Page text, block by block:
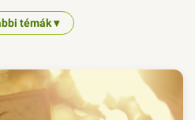
témák ▾